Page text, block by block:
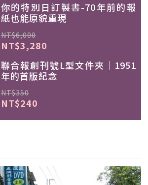
你的特別日訂製書-70年前的報
紙也能原貌重現
NT$6,000
NT$3,280
聯合報創刊號L型文件夾｜1951
年的首版紀念
NT$350
NT$240